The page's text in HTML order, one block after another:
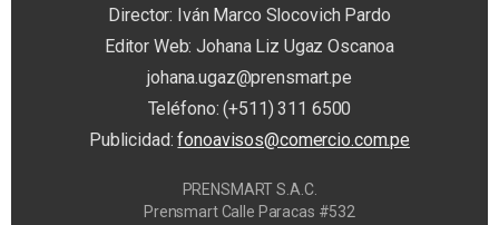
Director: Iván Marco Slocovich Pardo
Editor Web: Johana Liz Ugaz Oscanoa
johana.ugaz@prensmart.pe
Teléfono: (+511) 311 6500
Publicidad:fonoavisos@comercio.com.pe
PRENSMART S.A.C.
Prensmart Calle Paracas #532